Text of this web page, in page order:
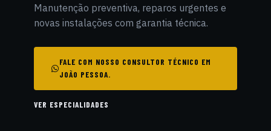
Manutenção preventiva, reparos urgentes e
novas instalações com garantia técnica.
FALE COM NOSSO CONSULTOR TÉCNICO EM
JOÃO PESSOA.
VER ESPECIALIDADES